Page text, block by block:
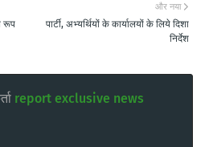
और नया
पार्टी, अभ्यर्थियों के कार्यालयों के लिये दिशा
निर्देश
रूप
report exclusive news